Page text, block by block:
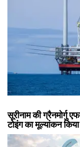
सूरीनाम की ग्रैनमोर्गु
टोइंग का मूल्यांकन